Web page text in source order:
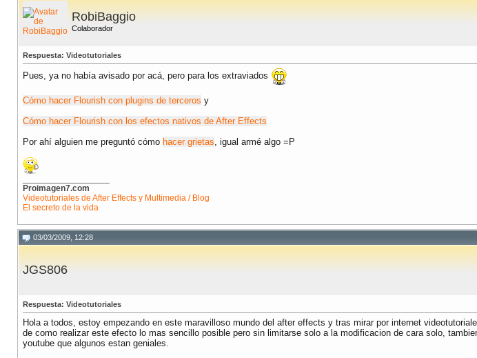
RobiBaggio
Colaborador
Respuesta: Videotutoriales
Pues, ya no había avisado por acá, pero para los extraviados
Cómo hacer Flourish con plugins de terceros y
Cómo hacer Flourish con los efectos nativos de After Effects
Por ahí alguien me preguntó cómo hacer grietas, igual armé algo =P
Proimagen7.com
Videotutoriales de After Effects y Multimedia / Blog
El secreto de la vida
03/03/2009, 12:28
JGS806
Respuesta: Videotutoriales
Hola a todos, estoy empezando en este maravilloso mundo del after effects y tras mirar por internet
de como realizar este efecto lo mas sencillo posible pero sin limitarse solo a la modificacion de cara solo,
youtube que algunos estan geniales.